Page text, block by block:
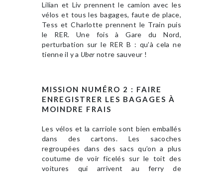
Lilian et Liv prennent le camion avec les
vélos et tous les bagages, faute de place,
Tess et Charlotte prennent le Train puis
le RER. Une fois à Gare du Nord,
perturbation sur le RER B : qu’à cela ne
tienne il y a Uber notre sauveur !
MISSION NUMÉRO 2 : FAIRE
ENREGISTRER LES BAGAGES À
MOINDRE FRAIS
Les vélos et la carriole sont bien emballés
dans des cartons. Les sacoches
regroupées dans des sacs qu’on a plus
coutume de voir ficelés sur le toit des
voitures qui arrivent au ferry de